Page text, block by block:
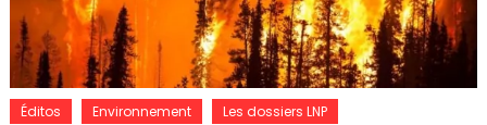
Éditos Environnement
Les dossiers LNP